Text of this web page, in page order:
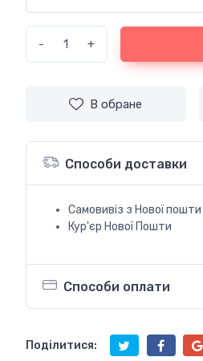
- +
В обране
Способи доставки
Самовивіз з Нової пошти
Кур'єр Нової Пошти
Способи оплати
Поділитися: